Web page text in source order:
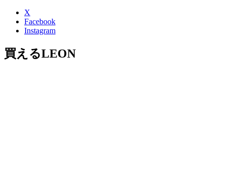
X
Facebook
Instagram
買えるLEON